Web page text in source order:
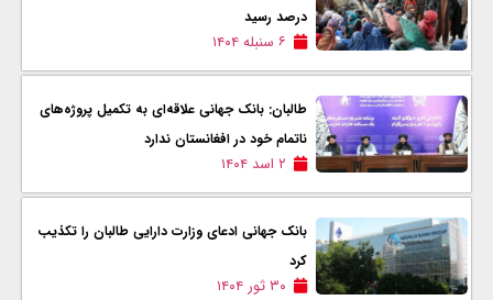
درصد رسید
۶ سنبله ۱۴۰۴
طالبان: بانک جهانی علاقه‌ای به تکمیل پروژه‌های
ناتمام خود در افغانستان ندارد
۲ اسد ۱۴۰۴
بانک جهانی ادعای وزارت دارایی طالبان را تکذیب
کرد
۳۰ ثور ۱۴۰۴